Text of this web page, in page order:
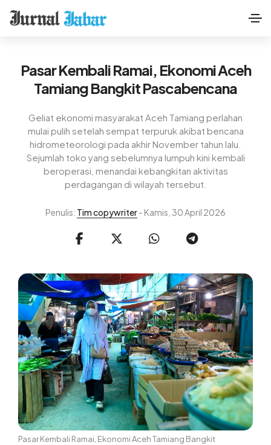
Pasar Kembali Ramai, Ekonomi Aceh
Tamiang Bangkit Pascabencana
Geliat ekonomi masyarakat Aceh Tamiang perlahan
mulai pulih setelah sempat terpuruk akibat bencana
hidrometeorologi pada akhir November tahun lalu.
Sejumlah toko yang sebelumnya lumpuh kini kembali
beroperasi, menandai kebangkitan aktivitas
perdagangan di wilayah tersebut.
Penulis: Tim copywriter- Kamis, 30 April 2026
Pasar Kembali Ramai, Ekonomi Aceh Tamiang Bangkit